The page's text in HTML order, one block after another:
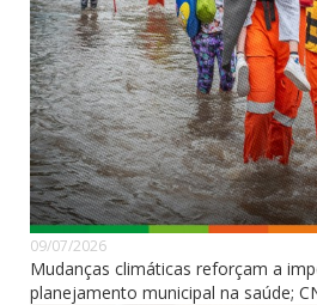
09/07/2026
Mudanças climáticas reforçam a
planejamento municipal na saúde;